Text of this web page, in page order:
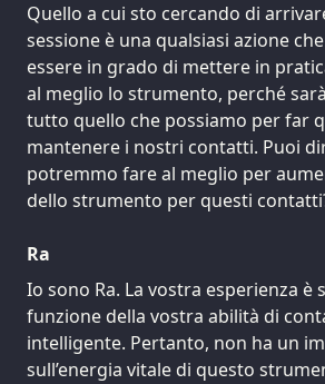
Quello a cui sto cercando di
sessione è una qualsiasi azione
essere in grado di mettere in
al meglio lo strumento, perché
tutto quello che possiamo per far
mantenere i nostri contatti. Puoi
potremmo fare al meglio per
dello strumento per questi
Ra
Io sono Ra. La vostra esperienza è
funzione della vostra abilità di
intelligente. Pertanto, non ha un
sull’energia vitale di questo